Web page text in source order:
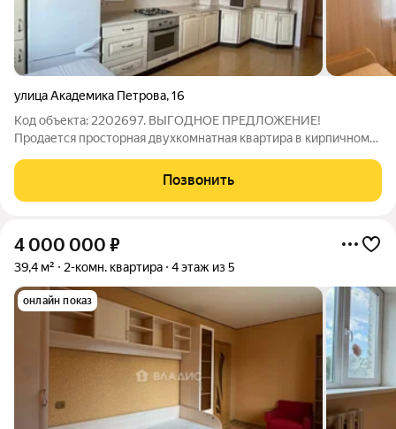
улица Академика Петрова,16
Код объекта: 2202697. ВЫГОДНОЕ ПРЕДЛОЖЕНИЕ!
Продается просторная двухкомнатная квартира в кирпичном
Квартира теплая, не угловая. Вся мебель (кроме диванов) и
почти вся техника остается покупателю,
Позвонить
4 000 000 ₽
39,4 м² 2-комн. квартира 4 этаж из 5
онлайн показ